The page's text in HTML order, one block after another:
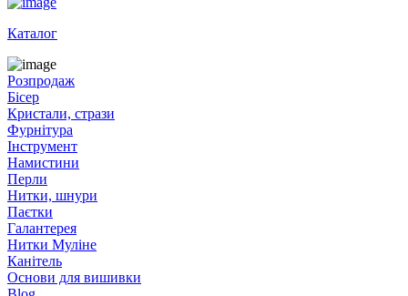
Каталог
Розпродаж
Бісер
Кристали, стрази
Фурнітура
Інструмент
Намистини
Перли
Нитки, шнури
Паєтки
Галантерея
Нитки Муліне
Канітель
Основи для вишивки